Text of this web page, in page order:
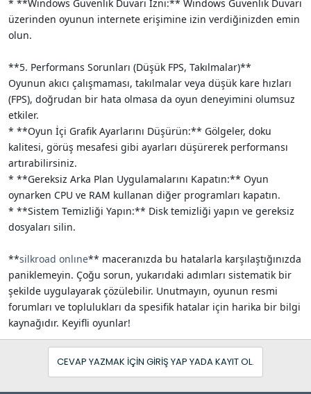
* **Windows Güvenlik Duvarı İzni:** Windows Güvenlik Duvarı
üzerinden oyunun internete erişimine izin verdiğinizden emin
olun.
**5. Performans Sorunları (Düşük FPS, Takılmalar)**
Oyunun akıcı çalışmaması, takılmalar veya düşük kare hızları
(FPS), doğrudan bir hata olmasa da oyun deneyimini olumsuz
etkiler.
* **Oyun İçi Grafik Ayarlarını Düşürün:** Gölgeler, doku
kalitesi, görüş mesafesi gibi ayarları düşürerek performansı
artırabilirsiniz.
* **Gereksiz Arka Plan Uygulamalarını Kapatın:** Oyun
oynarken CPU ve RAM kullanan diğer programları kapatın.
* **Sistem Temizliği Yapın:** Disk temizliği yapın ve gereksiz
dosyaları silin.
**silkroad onlıne** maceranızda bu hatalarla karşılaştığınızda
paniklemeyin. Çoğu sorun, yukarıdaki adımları sistematik bir
şekilde uygulayarak çözülebilir. Unutmayın, oyunun resmi
forumları ve toplulukları da spesifik hatalar için harika bir bilgi
kaynağıdır. Keyifli oyunlar!
CEVAP YAZMAK IÇIN GIRIŞ YAP YADA KAYIT OL.